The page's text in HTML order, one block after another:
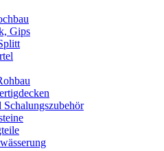
Gips
Schalungszubehör